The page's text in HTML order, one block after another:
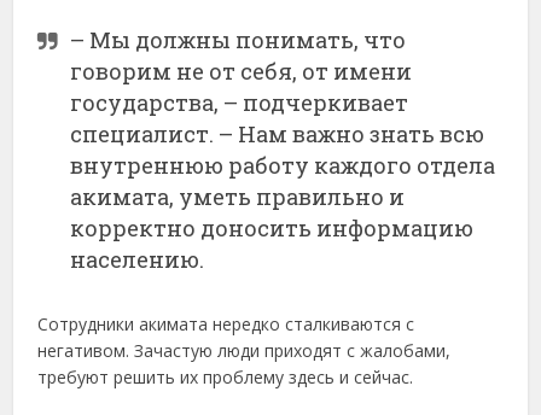
– Мы должны понимать, что
говорим не от себя, от имени
государства, – подчеркивает
специалист. – Нам важно знать всю
внутреннюю работу каждого отдела
акимата, уметь правильно и
корректно доносить информацию
населению.
Сотрудники акимата нередко сталкиваются с
негативом. Зачастую люди приходят с жалобами,
требуют решить их проблему здесь и сейчас.